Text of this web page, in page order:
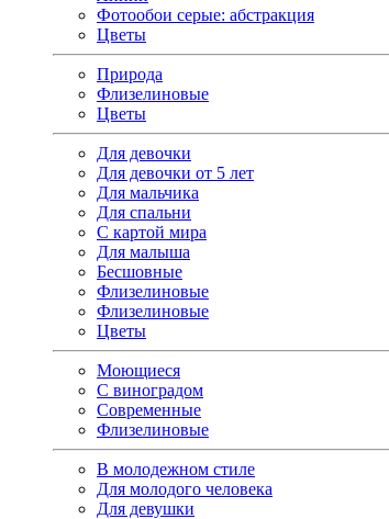
Фотообои серые: абстракция
Цветы
Природа
Флизелиновые
Цветы
Для девочки
Для девочки от 5 лет
Для мальчика
Для спальни
С картой мира
Для малыша
Бесшовные
Флизелиновые
Флизелиновые
Цветы
Моющиеся
С виноградом
Современные
Флизелиновые
В молодежном стиле
Для молодого человека
Для девушки